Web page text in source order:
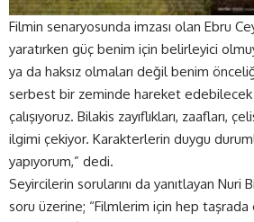
Filmin senaryosunda imzası olan Ebru
yaratırken güç benim için belirleyici
ya da haksız olmaları değil benim
serbest bir zeminde hareket
çalışıyoruz. Bilakis zayıflıkları, zaafları,
ilgimi çekiyor. Karakterlerin duygu
yapıyorum,” dedi.
Seyircilerin sorularını da yanıtlayan Nuri
soru üzerine; “Filmlerim için hep